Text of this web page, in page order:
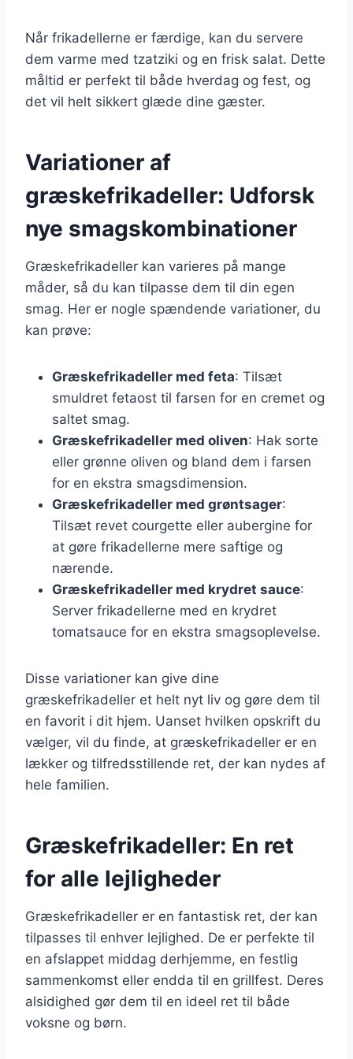
Når frikadellerne er færdige, kan du servere
dem varme med tzatziki og en frisk salat. Dette
måltid er perfekt til både hverdag og fest, og
det vil helt sikkert glæde dine gæster.
Variationer af
græskefrikadeller: Udforsk
nye smagskombinationer
Græskefrikadeller kan varieres på mange
måder, så du kan tilpasse dem til din egen
smag. Her er nogle spændende variationer, du
kan prøve:
Græskefrikadeller med feta: Tilsæt
smuldret fetaost til farsen for en cremet og
saltet smag.
Græskefrikadeller med oliven: Hak sorte
eller grønne oliven og bland dem i farsen
for en ekstra smagsdimension.
Græskefrikadeller med grøntsager:
Tilsæt revet courgette eller aubergine for
at gøre frikadellerne mere saftige og
nærende.
Græskefrikadeller med krydret sauce:
Server frikadellerne med en krydret
tomatsauce for en ekstra smagsoplevelse.
Disse variationer kan give dine
græskefrikadeller et helt nyt liv og gøre dem til
en favorit i dit hjem. Uanset hvilken opskrift du
vælger, vil du finde, at græskefrikadeller er en
lækker og tilfredsstillende ret, der kan nydes af
hele familien.
Græskefrikadeller: En ret
for alle lejligheder
Græskefrikadeller er en fantastisk ret, der kan
tilpasses til enhver lejlighed. De er perfekte til
en afslappet middag derhjemme, en festlig
sammenkomst eller endda til en grillfest. Deres
alsidighed gør dem til en ideel ret til både
voksne og børn.